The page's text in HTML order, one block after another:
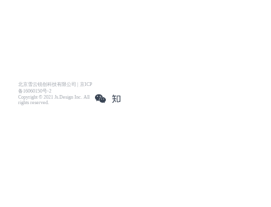
北京雪云锐创科技有限公司 | 京ICP
备16060150号-2
Copyright © 2021 Js.Design Inc. All
rights reserved.